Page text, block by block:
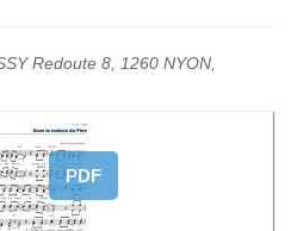
Redoute 8, 1260 NYON,
PDF